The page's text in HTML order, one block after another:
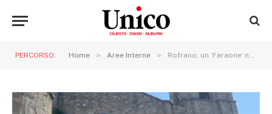
PERCORSO: Home » Aree Interne » Rofrano, un ‘Faraone’ nel cuore del Cilento